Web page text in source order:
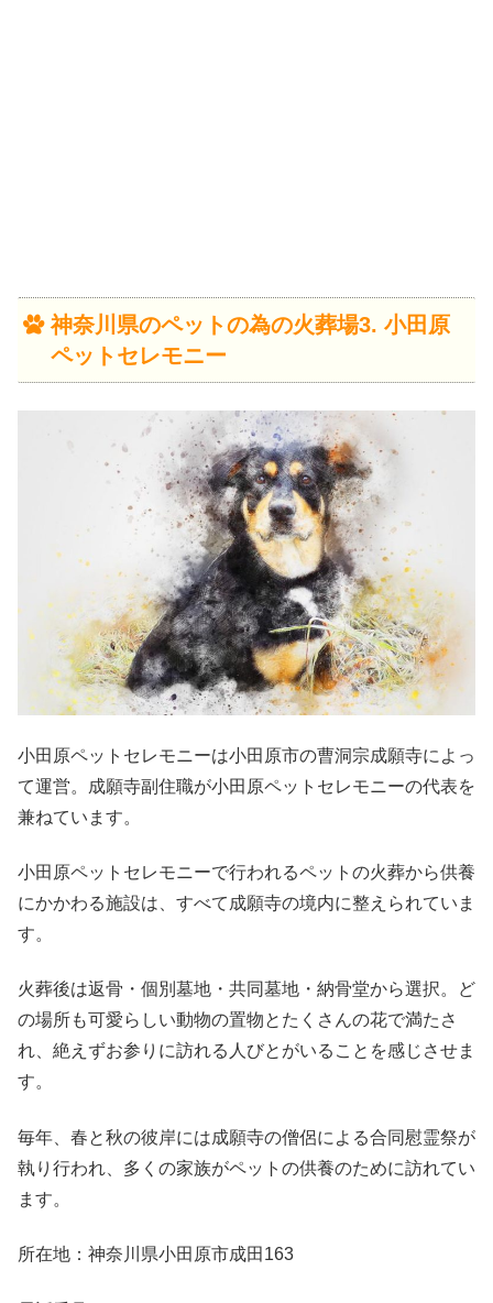
神奈川県のペットの為の火葬場3. 小田原
ペットセレモニー
小田原ペットセレモニーは小田原市の曹洞宗成願寺によっ
て運営。成願寺副住職が小田原ペットセレモニーの代表を
兼ねています。
小田原ペットセレモニーで行われるペットの火葬から供養
にかかわる施設は、すべて成願寺の境内に整えられていま
す。
火葬後は返骨・個別墓地・共同墓地・納骨堂から選択。ど
の場所も可愛らしい動物の置物とたくさんの花で満たさ
れ、絶えずお参りに訪れる人びとがいることを感じさせま
す。
毎年、春と秋の彼岸には成願寺の僧侶による合同慰霊祭が
執り行われ、多くの家族がペットの供養のために訪れてい
ます。
所在地：神奈川県小田原市成田163